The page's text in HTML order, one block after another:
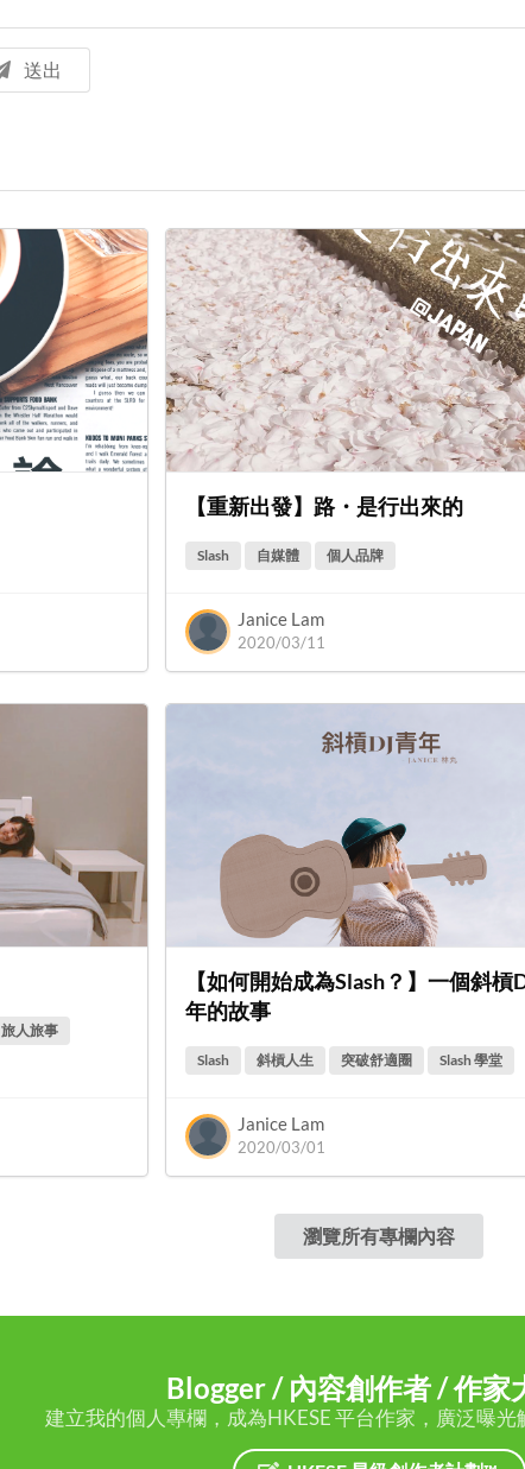
送出
【重新出發】路・是行出來的
Slash 自媒體 個人品牌
Janice Lam
2020/03/11
旅人旅事
【如何開始成為Slash？】一個斜槓
年的故事
Slash 斜槓人生 突破舒適圈 Slash 學堂
Janice Lam
2020/03/01
瀏覽所有專欄內容
Blogger / 內容創作者 / 作家
建立我的個人專欄，成為HKESE 平台作家，廣泛曝光